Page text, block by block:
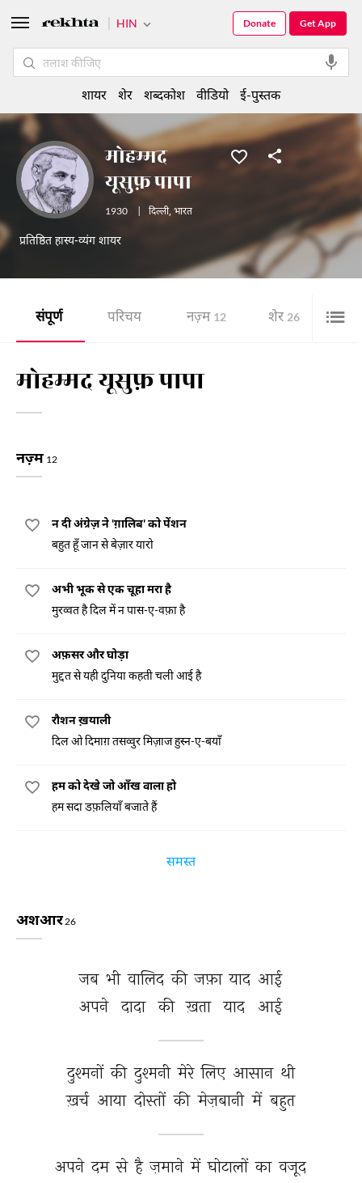
मोहम्मद
यूसुफ़ पापा
1930 दिल्ली,भारत
प्रतिष्ठित हास्य-व्यंग शायर
संपूर्ण परिचय नज़्म 12 शेर 26
मोहम्मद यूसुफ़ पापा
नज़्म 12
न दी अंग्रेज़ ने 'ग़ालिब' को पेंशन
बहुत हूँ जान से बेज़ार यारो
अभी भूक से एक चूहा मरा है
मुरव्वत है दिल में न पास-ए-वफ़ा है
अफ़सर और घोड़ा
मुद्दत से यही दुनिया कहती चली आई है
रौशन ख़याली
दिल ओ दिमाग़ तसव्वुर मिज़ाज हुस्न-ए-बयाँ
हम को देखे जो आँख वाला हो
हम सदा डफ़लियाँ बजाते हैं
समस्त
अशआर26
जब भी वालिद की जफ़ा याद आई
अपने दादा की ख़ता याद आई
दुश्मनों की दुश्मनी मेरे लिए आसान थी
ख़र्च आया दोस्तों की मेज़बानी में बहुत
अपने दम से है ज़माने में घोटालों का वजूद
HIN Get App
Donate
शायर शेर शब्दकोश वीडियो ई-पुस्तक